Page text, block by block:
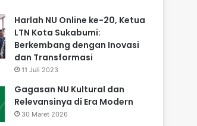
Harlah NU Online ke-20, Ketua
LTN Kota Sukabumi:
Berkembang dengan Inovasi
dan Transformasi
11 Juli 2023
Gagasan NU Kultural dan
Relevansinya di Era Modern
30 Maret 2026